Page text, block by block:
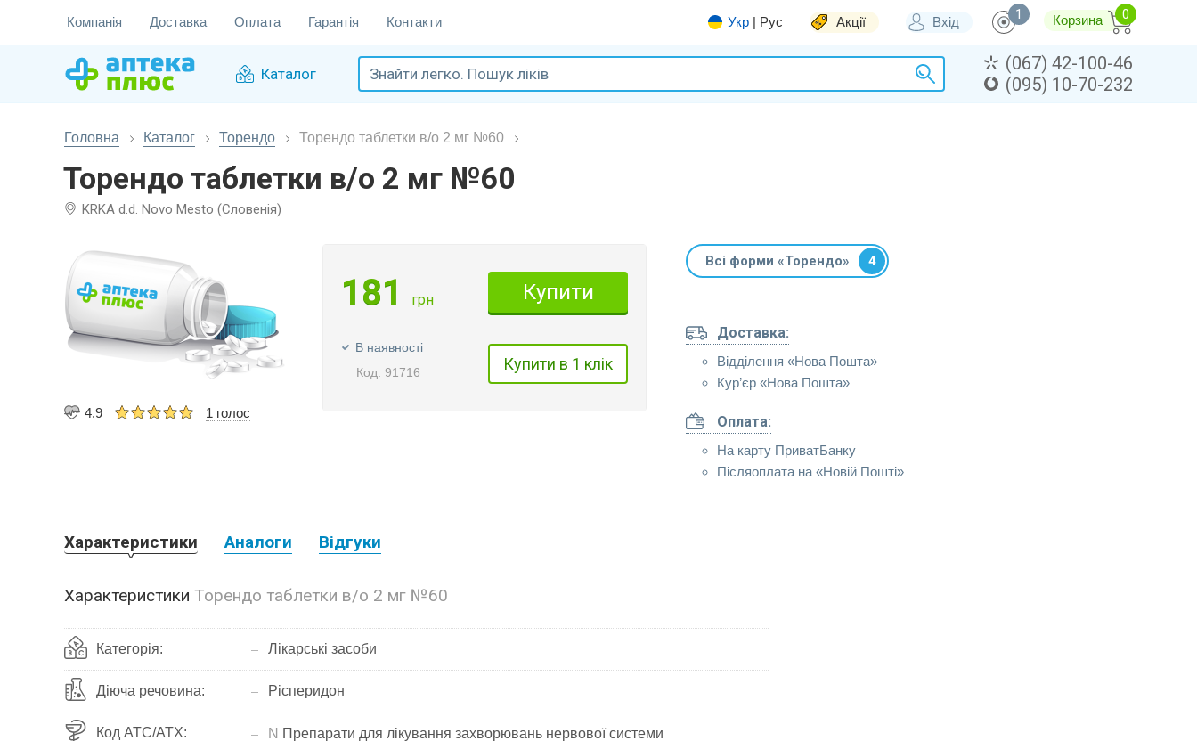
Компанія Доставка Оплата Гарантія Контакти Укр | Рус Акції Вхід 1 Корзина
Каталог
(067) 42-100-46
(095) 10-70-232
Головна Каталог Торендо Торендо таблетки в/о 2 мг №60
Торендо таблетки в/о 2 мг №60
KRKA d.d. Novo Mesto (Словенія)
4.9 1 голос
181 грн
В наявності
Код: 91716
Купити
Купити в 1 клік
Всі форми «Торендо» 4
Доставка:
Відділення «Нова Пошта»
Кур’єр «Нова Пошта»
Оплата:
На карту ПриватБанку
Післяоплата на «Новій Пошті»
Характеристики Аналоги Відгуки
Характеристики Торендо таблетки в/о 2 мг №60
Категорія: Лікарські засоби
Діюча речовина: Рісперидон
Код АТС/ATX: N Препарати для лікування захворювань нервової системи